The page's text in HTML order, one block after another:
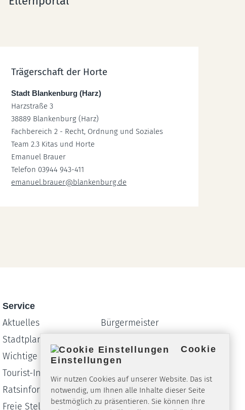
Trägerschaft der Horte
Stadt Blankenburg (Harz)
Harzstraße 3
38889 Blankenburg (Harz)
Fachbereich 2 - Recht, Ordnung und Soziales
Team 2.3 Kitas und Horte
Emanuel Brauer
Telefon 03944 943-411
emanuel.brauer@blankenburg.de
Service
Aktuelles
Bürgermeister
Stadtplan
Wichtige Rufnummern
Webcam
Tourist-Info
Formulare
RatsinformationssystemAmtsblatt
Freie Stellen
Cookie
Einstellungen
Wir nutzen Cookies auf unserer Website. Das ist
notwendig, um Ihnen alle Inhalte dieser Seite
bestmöglich zu präsentieren. Sie können Ihre